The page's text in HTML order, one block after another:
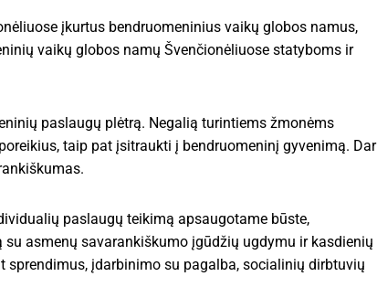
įkurtus bendruomeninius vaikų globos namus,
vaikų globos namų Švenčionėliuose statyboms ir
paslaugų plėtrą. Negalią turintiems žmonėms
taip pat įsitraukti į bendruomeninį gyvenimą. Dar
paslaugų teikimą apsaugotame būste,
asmenų savarankiškumo įgūdžių ugdymu ir kasdienių
įdarbinimo su pagalba, socialinių dirbtuvių